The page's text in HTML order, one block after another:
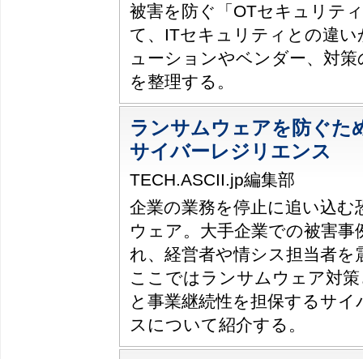
被害を防ぐ「OTセキュリテ
て、ITセキュリティとの違
ューションやベンダー、対
を整理する。
ランサムウェアを防ぐた
サイバーレジリエンス
TECH.ASCII.jp編集部
企業の業務を停止に追い込む
ウェア。大手企業での被害事
れ、経営者や情シス担当者を
ここではランサムウェア対
と事業継続性を担保するサ
スについて紹介する。